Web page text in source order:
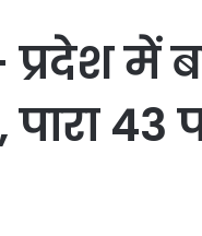
में
पारा